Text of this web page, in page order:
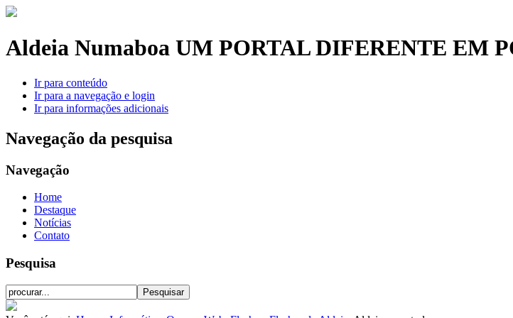
Aldeia Numaboa UM PORTAL DIFERENTE EM
Ir para conteúdo
Ir para a navegação e login
Ir para informações adicionais
Navegação da pesquisa
Navegação
Home
Destaque
Notícias
Contato
Pesquisa